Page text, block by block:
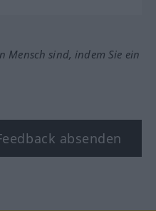
Mensch sind, indem Sie ein
absenden